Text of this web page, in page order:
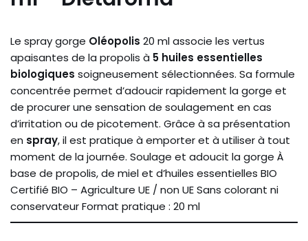
Le spray gorge Oléopolis 20 ml associe les vertus
apaisantes de la propolis à 5 huiles essentielles
biologiques soigneusement sélectionnées. Sa formule
concentrée permet d’adoucir rapidement la gorge et
de procurer une sensation de soulagement en cas
d’irritation ou de picotement. Grâce à sa présentation
en spray, il est pratique à emporter et à utiliser à tout
moment de la journée. Soulage et adoucit la gorge À
base de propolis, de miel et d’huiles essentielles BIO
Certifié BIO – Agriculture UE / non UE Sans colorant ni
conservateur Format pratique : 20 ml